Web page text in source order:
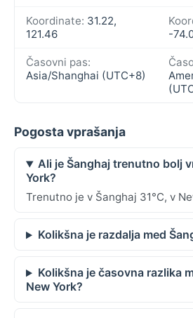
Koordinate: 31.22,
121.46
-
Časovni pas:
Asia/Shanghai (UTC+8)
Pogosta vprašanja
Ali je Šanghaj trenutno bolj
York?
Trenutno je v Šanghaj 31°C, v
Kolikšna je razdalja med
Kolikšna je časovna razlika
New York?